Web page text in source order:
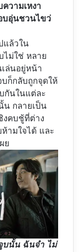
วามเหงา
บอุ่นชวนไขว่
แล้วใน
ม่ใช่ หลาย
ล่นอยู่หน้า
ก็กลับถูกจุดให้
กันในแต่ละ
น กลายเป็น
งคบชู้ที่ต่าง
ามใจได้ และ
ย
บนั้น ฉันจำ ไม่